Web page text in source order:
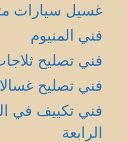
غسيل سيارات
فني المنيوم
فني تصليح
فني تصليح
فني تكييف في
الرابعة